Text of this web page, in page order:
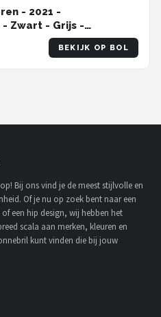
- 2021 -
Zwart - Grijs -
BEKIJK OP BOL
Bij ons vind je de meest stijlvolle en
Of je nu op zoek bent naar een
een hip design, wij hebben het
scala aan merken, kleuren en
kunt vinden die bij jouw